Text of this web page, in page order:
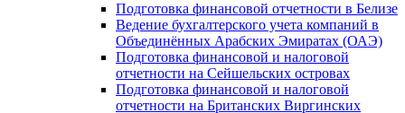
Подготовка финансовой отчетности в Белизе
Ведение бухгалтерского учета компаний в
Объединённых Арабских Эмиратах (ОАЭ)
Подготовка финансовой и налоговой
отчетности на Сейшельских островах
Подготовка финансовой и налоговой
отчетности на Британских Виргинских